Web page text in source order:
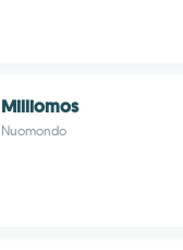
Milliomos
Nuomondo